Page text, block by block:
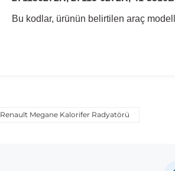
Bu kodlar, ürünün belirtilen araç
Renault Megane Kalorifer Radyatörü